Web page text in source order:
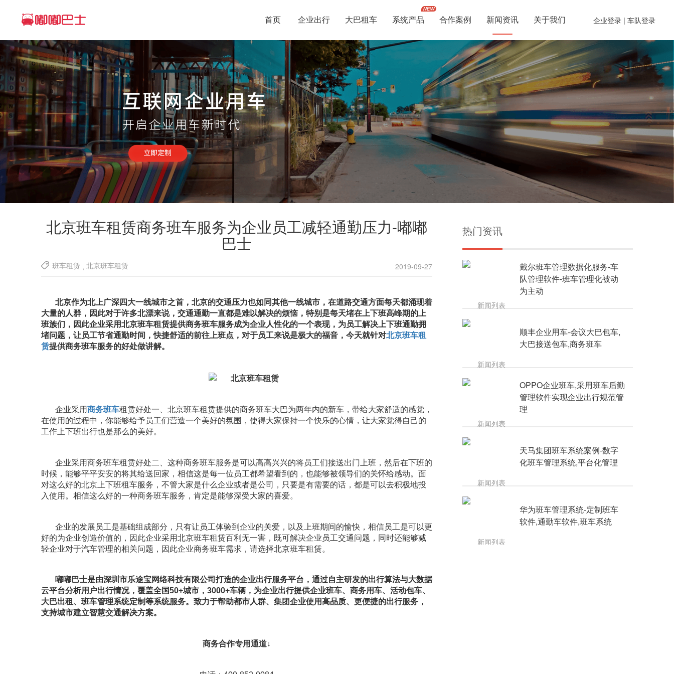
企业登录 | 车队登录
首页 企业出行 大巴租车 系统产品 合作案例 新闻资讯 关于我们
北京班车租赁商务班车服务为企业员工减轻通勤压力-嘟嘟
巴士
班车租赁 , 北京班车租赁 2019-09-27
北京作为北上广深四大一线城市之首，北京的交通压力也如同其他一线城市，在道路交通方面每天都涌现着
大量的人群，因此对于许多北漂来说，交通通勤一直都是难以解决的烦恼，特别是每天堵在上下班高峰期的上
班族们，因此企业采用北京班车租赁提供商务班车服务成为企业人性化的一个表现，为员工解决上下班通勤拥
堵问题，让员工节省通勤时间，快捷舒适的前往上班点，对于员工来说是极大的福音，今天就针对北京班车租
赁提供商务班车服务的好处做讲解。
企业采用商务班车租赁好处一、北京班车租赁提供的商务班车大巴为两年内的新车，带给大家舒适的感觉，
在使用的过程中，你能够给予员工们营造一个美好的氛围，使得大家保持一个快乐的心情，让大家觉得自己的
工作上下班出行也是那么的美好。
企业采用商务班车租赁好处二、这种商务班车服务是可以高高兴兴的将员工们接送出门上班，然后在下班的
时候，能够平平安安的将其给送回家，相信这是每一位员工都希望看到的，也能够被领导们的关怀给感动。面
对这么好的北京上下班租车服务，不管大家是什么企业或者是公司，只要是有需要的话，都是可以去积极地投
入使用。相信这么好的一种商务班车服务，肯定是能够深受大家的喜爱。
企业的发展员工是基础组成部分，只有让员工体验到企业的关爱，以及上班期间的愉快，相信员工是可以更
好的为企业创造价值的，因此企业采用北京班车租赁百利无一害，既可解决企业员工交通问题，同时还能够减
轻企业对于汽车管理的相关问题，因此企业商务班车需求，请选择北京班车租赁。
嘟嘟巴士是由深圳市乐途宝网络科技有限公司打造的企业出行服务平台，通过自主研发的出行算法与大数据
云平台分析用户出行情况，覆盖全国50+城市，3000+车辆，为企业出行提供企业班车、商务用车、活动包车、
大巴出租、班车管理系统定制等系统服务。致力于帮助都市人群、集团企业使用高品质、更便捷的出行服务，
支持城市建立智慧交通解决方案。
商务合作专用通道↓
热门资讯
戴尔班车管理数据化服务-车
队管理软件-班车管理化被动
为主动
顺丰企业用车-会议大巴包车,
大巴接送包车,商务班车
OPPO企业班车,采用班车后勤
管理软件实现企业出行规范管
理
天马集团班车系统案例-数字
化班车管理系统,平台化管理
华为班车管理系统-定制班车
软件,通勤车软件,班车系统